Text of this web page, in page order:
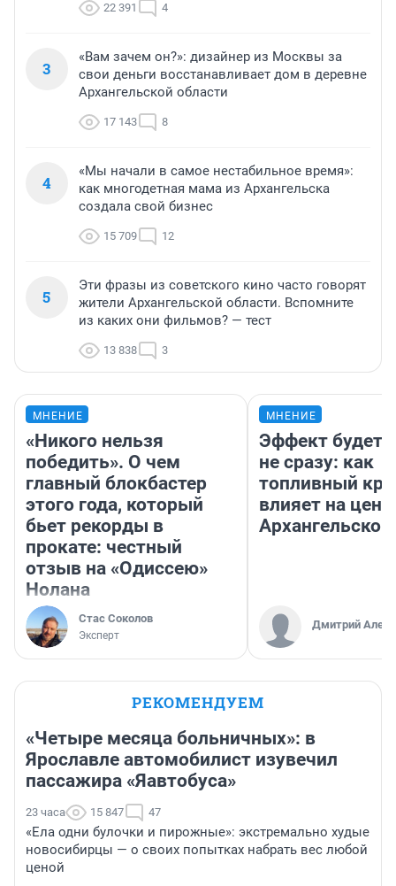
22 391 4
3
«Вам зачем он?»: дизайнер из Москвы за
свои деньги восстанавливает дом в деревне
Архангельской области
17 143 8
4
«Мы начали в самое нестабильное время»:
как многодетная мама из Архангельска
создала свой бизнес
15 709 12
5
Эти фразы из советского кино часто говорят
жители Архангельской области. Вспомните
из каких они фильмов? — тест
13 838 3
МНЕНИЕ
«Никого нельзя
победить». О чем
главный блокбастер
этого года, который
бьет рекорды в
прокате: честный
отзыв на «Одиссею»
Нолана
Стас Соколов
Эксперт
МНЕНИЕ
Эффект будет
не сразу: как
топливный
влияет на
Дмитрий
РЕКОМЕНДУЕМ
«Четыре месяца больничных»: в
Ярославле автомобилист изувечил
пассажира «Яавтобуса»
23 часа 15 847 47
«Ела одни булочки и пирожные»: экстремально худые
новосибирцы — о своих попытках набрать вес любой
ценой